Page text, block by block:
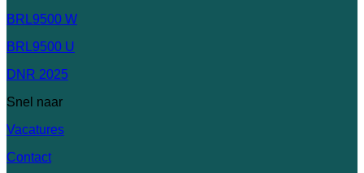
BRL9500 W
BRL9500 U
DNR 2025
Snel naar
Vacatures
Contact